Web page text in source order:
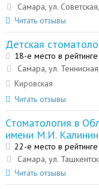
Самара, ул.
Читать отзывы
Детская
18-е место в рейтинге
Самара, ул.
Кировская
Читать отзывы
Стоматология в
имени М.И.
22-е место в рейтинге
Самара, ул.
Читать отзывы